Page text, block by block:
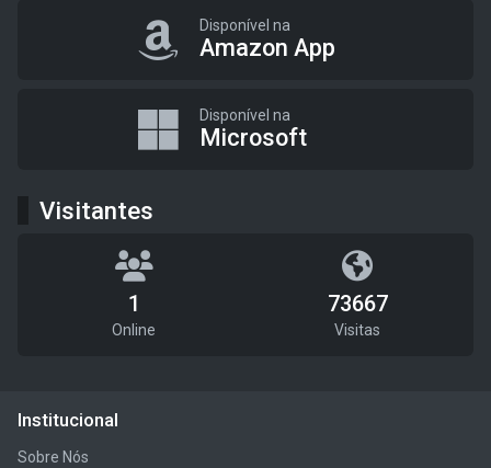
Disponível na
Amazon App
Disponível na
Microsoft
Visitantes
1
Online
73667
Visitas
Institucional
Sobre Nós